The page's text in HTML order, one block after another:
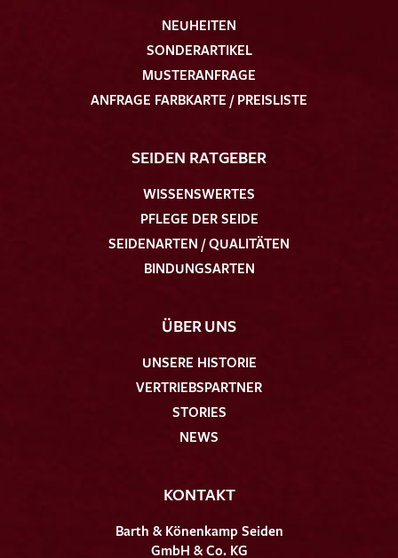
NEUHEITEN
SONDERARTIKEL
MUSTERANFRAGE
ANFRAGE FARBKARTE / PREISLISTE
SEIDEN RATGEBER
WISSENSWERTES
PFLEGE DER SEIDE
SEIDENARTEN / QUALITÄTEN
BINDUNGSARTEN
ÜBER UNS
UNSERE HISTORIE
VERTRIEBSPARTNER
STORIES
NEWS
KONTAKT
Barth & Könenkamp Seiden
GmbH & Co. KG